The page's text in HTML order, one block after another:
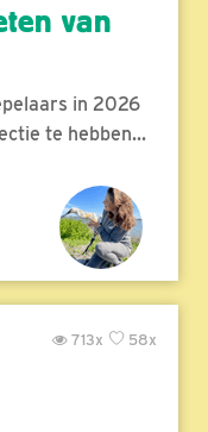
van
in 2026
te hebben...
58x
713x